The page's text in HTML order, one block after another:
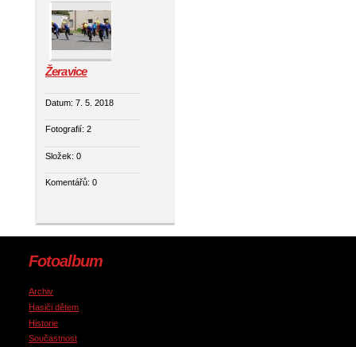
Žeravice
Datum: 7. 5. 2018
Fotografií: 2
Složek: 0
Komentářů: 0
Fotoalbum
Archiv
Hasiči dětem
Historie
Součastnost